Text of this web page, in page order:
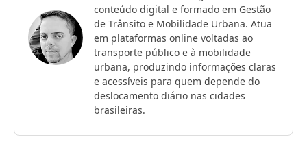
conteúdo digital e formado em Gestão
de Trânsito e Mobilidade Urbana. Atua
em plataformas online voltadas ao
transporte público e à mobilidade
urbana, produzindo informações claras
e acessíveis para quem depende do
deslocamento diário nas cidades
brasileiras.